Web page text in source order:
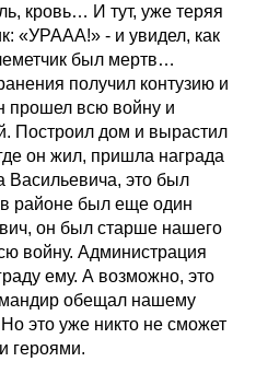
кровь… И тут, уже теряя
«УРААА!» - и увидел, как
был мертв…
получил контузию и
прошел всю войну и
Построил дом и вырастил
он жил, пришла награда
это был
районе был еще один
он был старше нашего
войну. Администрация
ему. А возможно, это
обещал нашему
это уже никто не сможет
героями.